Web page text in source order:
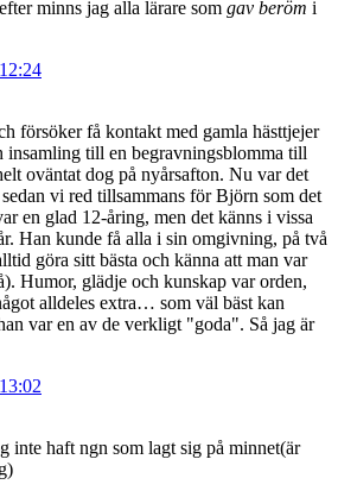
minns jag alla lärare som gav beröm i
försöker få kontakt med gamla hästtjejer
insamling till en begravningsblomma till
oväntat dog på nyårsafton. Nu var det
vi red tillsammans för Björn som det
en glad 12-åring, men det känns i vissa
Han kunde få alla i sin omgivning, på två
göra sitt bästa och känna att man var
Humor, glädje och kunskap var orden,
alldeles extra… som väl bäst kan
var en av de verkligt "goda". Så jag är
inte haft ngn som lagt sig på minnet(är